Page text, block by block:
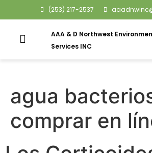
(253) 217-2537
AAA & D Northwest
Services INC
agua
comprar en